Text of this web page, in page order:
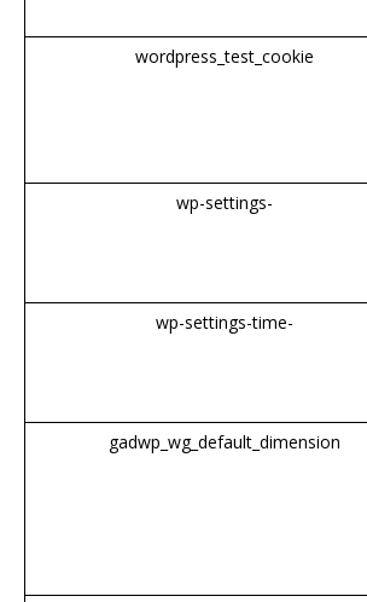
wordpress_test_cookie
wp-settings-
wp-settings-time-
gadwp_wg_default_dimension